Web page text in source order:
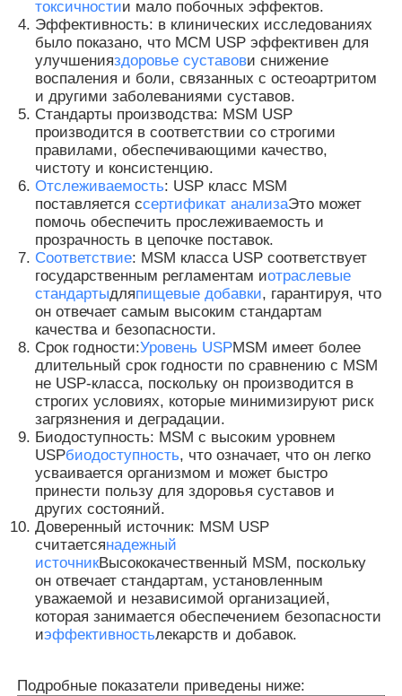
О нас
Экскурсия по заводу
Контроль качества
Запросите цитату
Порошок MSM
МСМ Метилсульфонилметан
Сульфон MSM этанный
MSM оптом
Сульфоксид DMSO этанный
Дополнение MSM
Хондроитин глюкозамина MSM
Дополнение соединения MSM для лошадей
токсичностии мало побочных эффектов.
Эффективность: в клинических исследованиях
было показано, что МСМ USP эффективен для
улучшенияздоровье суставови снижение
воспаления и боли, связанных с остеоартритом
и другими заболеваниями суставов.
Стандарты производства: MSM USP
производится в соответствии со строгими
правилами, обеспечивающими качество,
чистоту и консистенцию.
Отслеживаемость: USP класс MSM
поставляется ссертификат анализаЭто может
помочь обеспечить прослеживаемость и
прозрачность в цепочке поставок.
Соответствие: MSM класса USP соответствует
государственным регламентам иотраслевые
стандартыдляпищевые добавки, гарантируя, что
он отвечает самым высоким стандартам
качества и безопасности.
Срок годности:Уровень USPMSM имеет более
длительный срок годности по сравнению с MSM
не USP-класса, поскольку он производится в
строгих условиях, которые минимизируют риск
загрязнения и деградации.
Биодоступность: MSM с высоким уровнем
USPбиодоступность, что означает, что он легко
усваивается организмом и может быстро
принести пользу для здоровья суставов и
других состояний.
Доверенный источник: MSM USP
считаетсянадежный
источникВысококачественный MSM, поскольку
он отвечает стандартам, установленным
уважаемой и независимой организацией,
которая занимается обеспечением безопасности
иэффективностьлекарств и добавок.
Подробные показатели приведены ниже: